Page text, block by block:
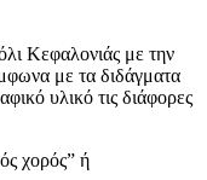
Κεφαλονιάς με την
με τα διδάγματα
υλικό τις διάφορες
χορός” ή